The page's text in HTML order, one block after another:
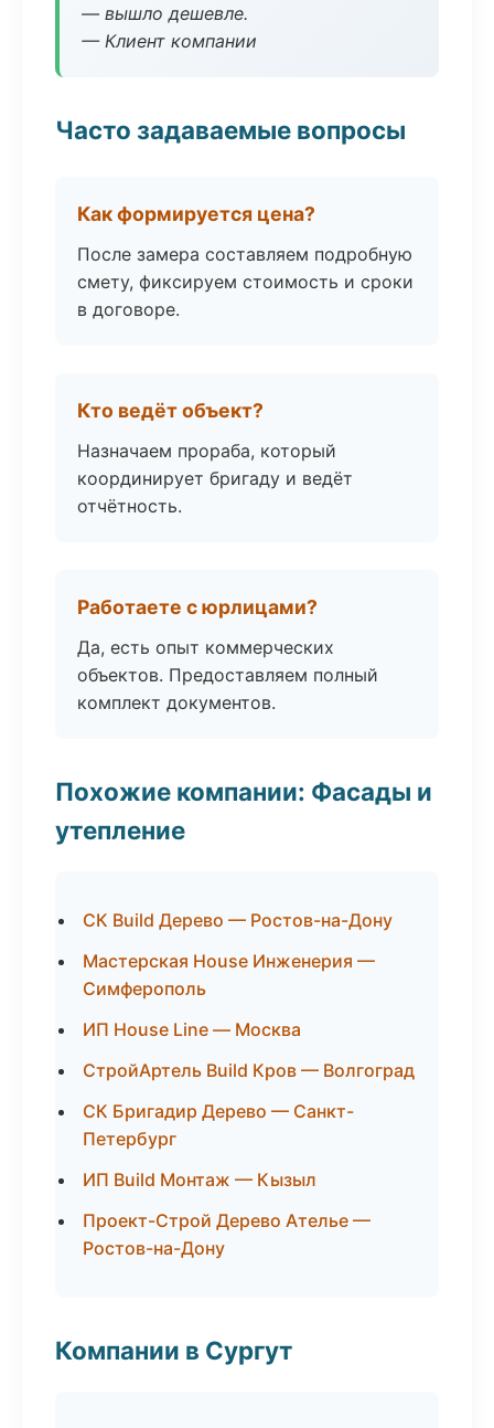
— вышло дешевле.
— Клиент компании
Часто задаваемые вопросы
Как формируется цена?
После замера составляем подробную
смету, фиксируем стоимость и сроки
в договоре.
Кто ведёт объект?
Назначаем прораба, который
координирует бригаду и ведёт
отчётность.
Работаете с юрлицами?
Да, есть опыт коммерческих
объектов. Предоставляем полный
комплект документов.
Похожие компании: Фасады и
утепление
СК Build Дерево — Ростов-на-Дону
Мастерская House Инженерия —
Симферополь
ИП House Line — Москва
СтройАртель Build Кров — Волгоград
СК Бригадир Дерево — Санкт-
Петербург
ИП Build Монтаж — Кызыл
Проект-Строй Дерево Ателье —
Ростов-на-Дону
Компании в Сургут